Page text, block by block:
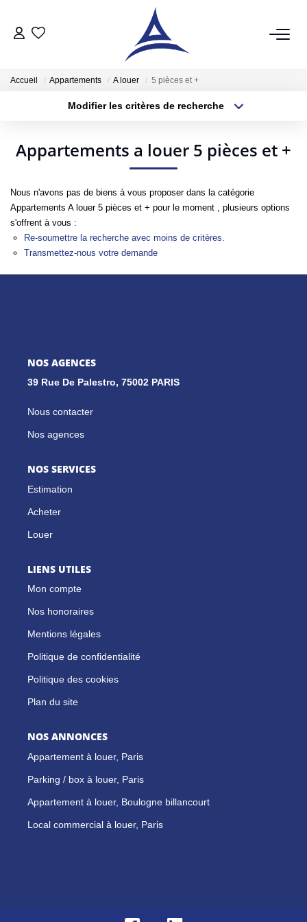
VENTES
Acheter
Vendre
Estimer
LOCATIONS
NOS CABINETS
Accueil Appartements A louer 5 pièces et +
Modifier les critères de recherche
Surface min
Plus de critères Créer une alerte
Appartements a louer 5 pièces et +
Nous n'avons pas de biens à vous proposer dans la catégorie
Appartements A louer 5 pièces et + pour le moment , plusieurs options
s'offrent à vous :
Re-soumettre la recherche avec moins de critères.
Transmettez-nous votre demande
NOS AGENCES
39 Rue De Palestro, 75002 PARIS
Nous contacter
Nos agences
NOS SERVICES
Estimation
Acheter
Louer
LIENS UTILES
Mon compte
Nos honoraires
Mentions légales
Politique de confidentialité
Politique des cookies
Plan du site
NOS ANNONCES
Appartement à louer, Paris
Parking / box à louer, Paris
Appartement à louer, Boulogne billancourt
Local commercial à louer, Paris